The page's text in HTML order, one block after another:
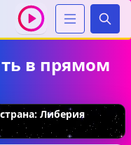
в прямом
страна: Либерия